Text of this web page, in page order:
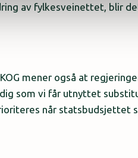
av fylkesveinettet, blir
mener også at
som vi får utnyttet
når statsbudsjettet